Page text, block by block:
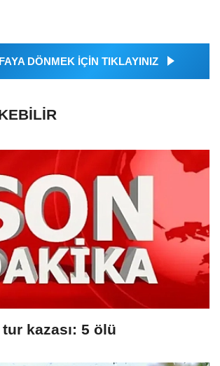
DÖNMEK İÇİN TIKLAYINIZ
kazası: 5 ölü